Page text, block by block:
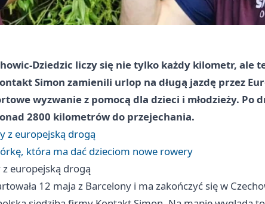
Dziedzic liczy się nie tylko każdy kilometr, ale
Simon zamienili urlop na długą jazdę przez
wyzwanie z pomocą dla dzieci i młodzieży. Po
2800 kilometrów do przejechania.
z europejską drogą
która ma dać dzieciom nowe rowery
europejską drogą
12 maja z Barcelony i ma zakończyć się w